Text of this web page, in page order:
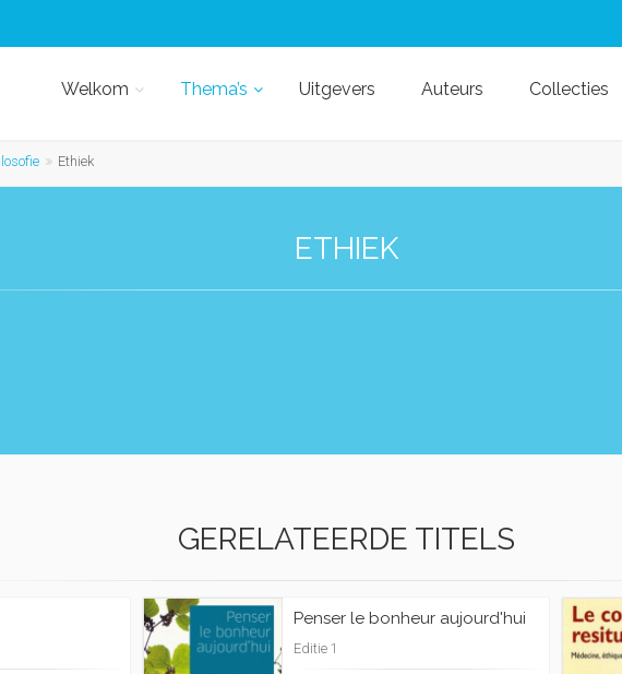
Welkom Thema’s Uitgevers Auteurs Collecties
Ethiek
ETHIEK
GERELATEERDE TITELS
Penser le bonheur aujourd'hui
Editie 1